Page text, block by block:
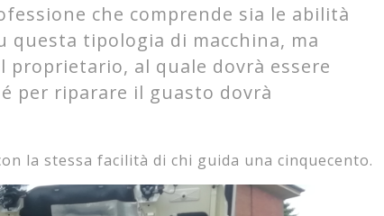
che comprende sia le abilità
tipologia di macchina, ma
proprietario, al quale dovrà essere
per riparare il guasto dovrà
la stessa facilità di chi guida una cinquecento.